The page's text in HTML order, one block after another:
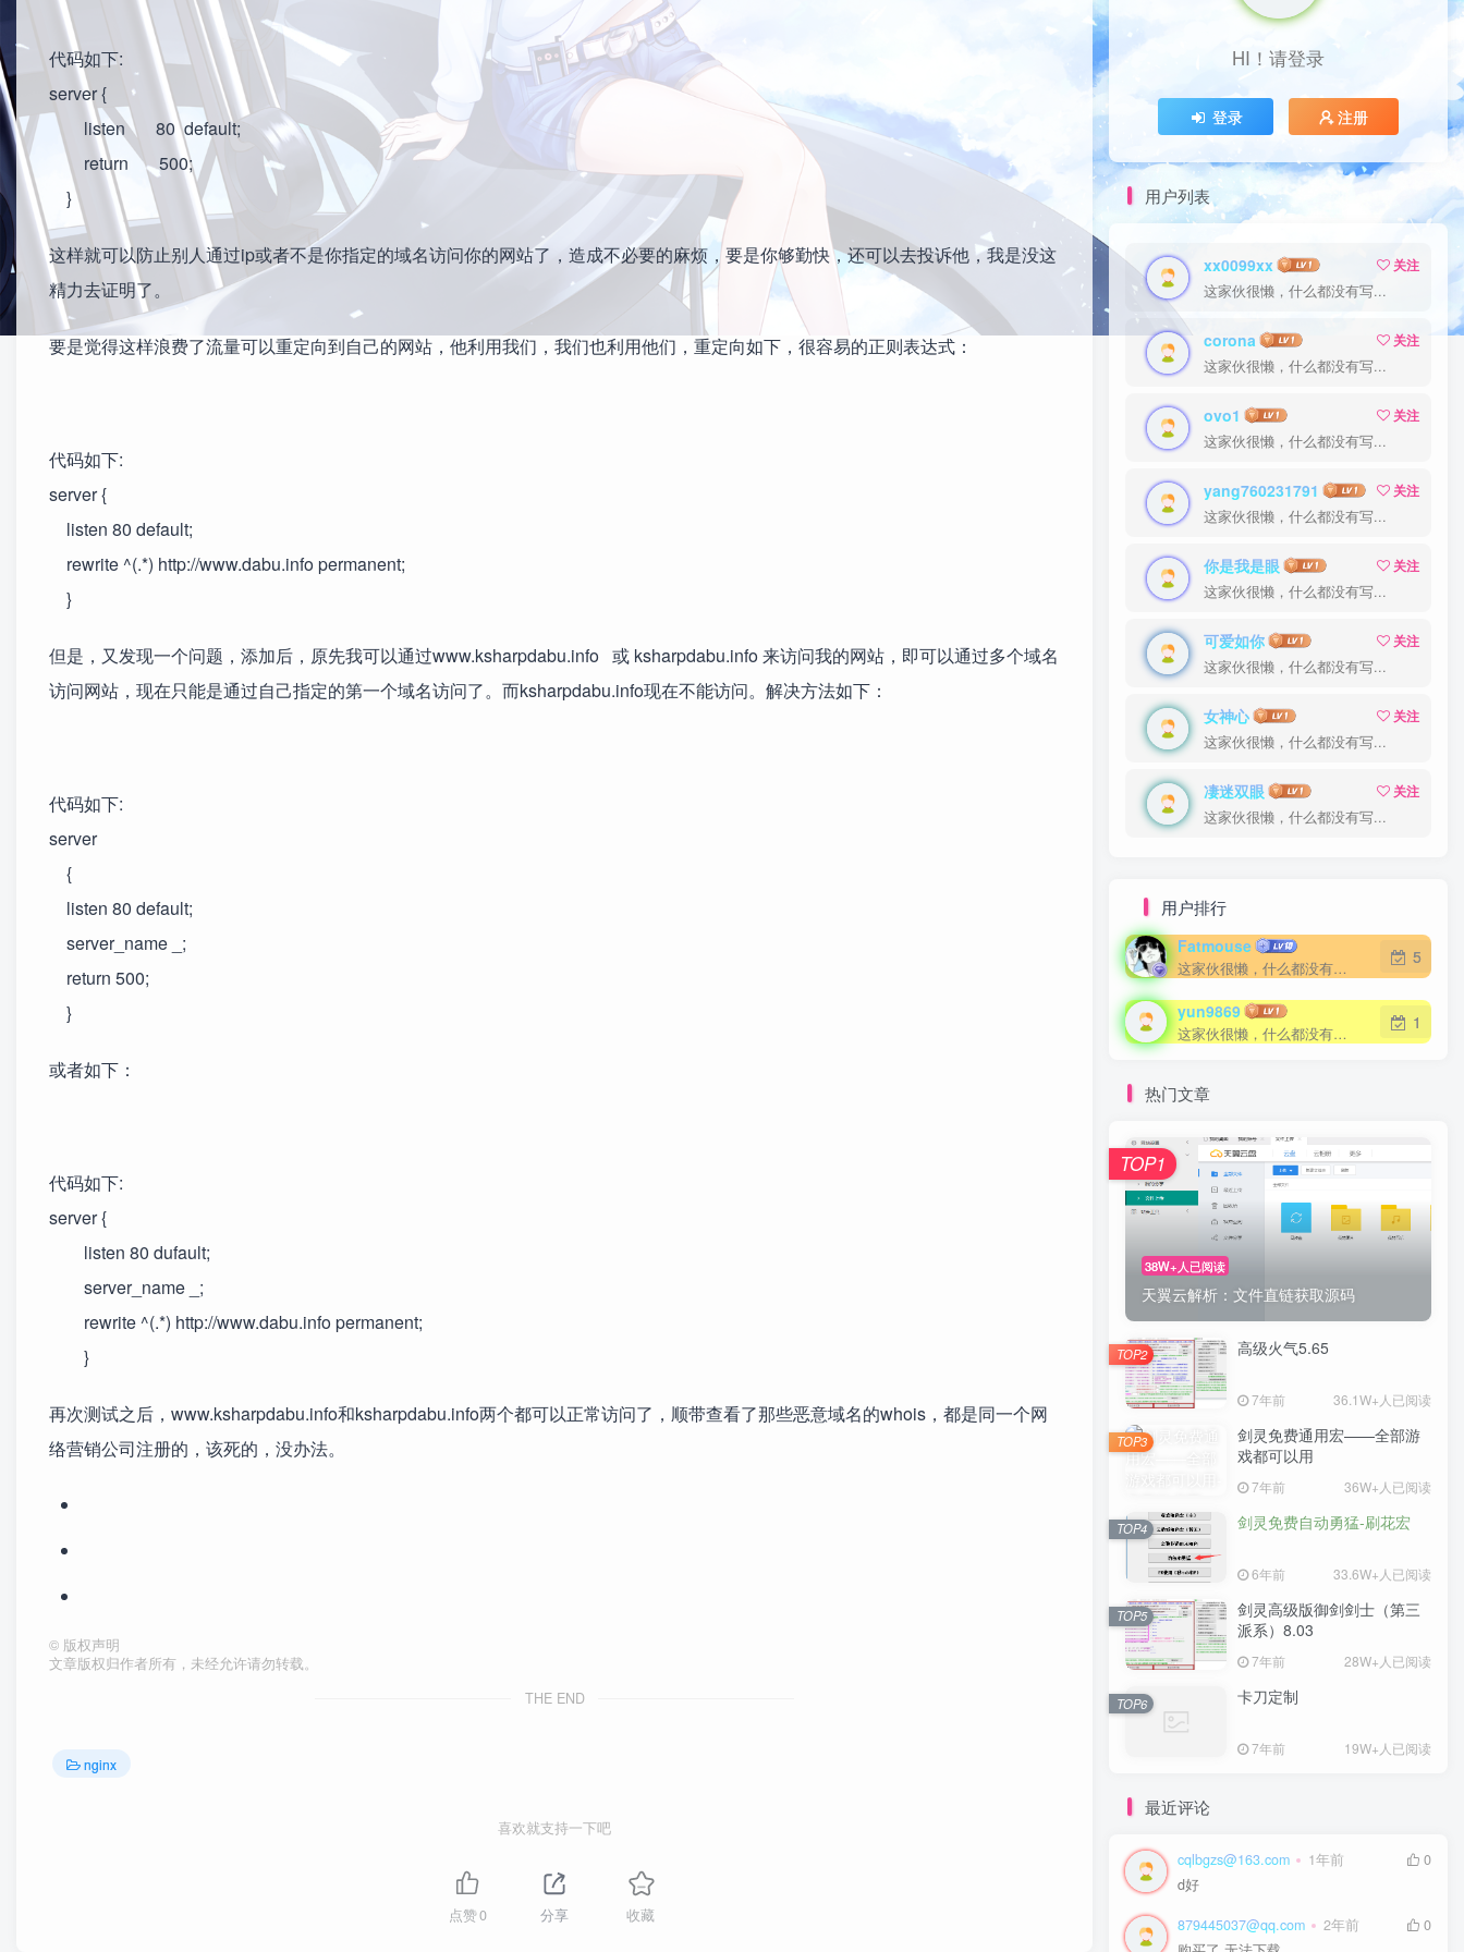
代码如下:
server {
listen 80 default;
return 500;
}
这样就可以防止别人通过ip或者不是你指定的域名访问你的网站了，造成不必要的麻烦，要是你够勤快，还可以去投诉他，我是没这
精力去证明了。
要是觉得这样浪费了流量可以重定向到自己的网站，他利用我们，我们也利用他们，重定向如下，很容易的正则表达式：
代码如下:
server {
listen 80 default;
rewrite ^(.*) http://www.dabu.info permanent;
}
但是，又发现一个问题，添加后，原先我可以通过www.ksharpdabu.info 或 ksharpdabu.info 来访问我的网站，即可以通过多个域名
访问网站，现在只能是通过自己指定的第一个域名访问了。而ksharpdabu.info现在不能访问。解决方法如下：
代码如下:
server
{
listen 80 default;
server_name _;
return 500;
}
或者如下：
代码如下:
server {
listen 80 dufault;
server_name _;
rewrite ^(.*) http://www.dabu.info permanent;
}
再次测试之后，www.ksharpdabu.info和ksharpdabu.info两个都可以正常访问了，顺带查看了那些恶意域名的whois，都是同一个网
络营销公司注册的，该死的，没办法。
© 版权声明
文章版权归作者所有，未经允许请勿转载。
THE END
nginx
喜欢就支持一下吧
点赞0 分享 收藏
HI！请登录
登录 注册
用户列表
xx0099xx
关注
这家伙很懒，什么都没有写...
corona
关注
这家伙很懒，什么都没有写...
ovo1
关注
这家伙很懒，什么都没有写...
yang760231791
关注
这家伙很懒，什么都没有写...
你是我是眼
关注
这家伙很懒，什么都没有写...
可爱如你
关注
这家伙很懒，什么都没有写...
女神心
关注
这家伙很懒，什么都没有写...
凄迷双眼
关注
这家伙很懒，什么都没有写...
用户排行
Fatmouse
这家伙很懒，什么都没有写...
5
yun9869
这家伙很懒，什么都没有写...
1
热门文章
38W+人已阅读
天翼云解析：文件直链获取源码
TOP1
高级火气5.65
7年前 36.1W+人已阅读
TOP2
剑灵免费通用宏——全部游
戏都可以用
7年前 36W+人已阅读
TOP3
剑灵免费自动勇猛-刷花宏
6年前 33.6W+人已阅读
TOP4
剑灵高级版御剑剑士（第三
派系）8.03
7年前 28W+人已阅读
TOP5
卡刀定制
7年前 19W+人已阅读
TOP6
最近评论
cqlbgzs@163.com 1年前
0
d好
879445037@qq.com 2年前
0